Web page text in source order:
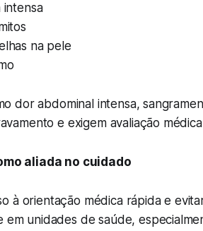
na pele
dor abdominal intensa,
e exigem avaliação
aliada no cuidado
à orientação médica rápida e
em unidades de saúde,